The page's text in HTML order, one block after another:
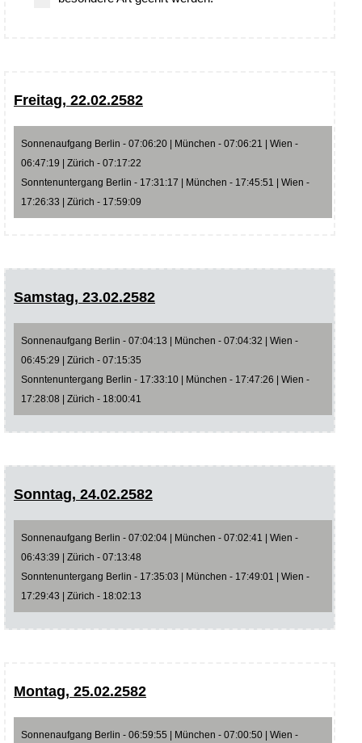
Freitag, 22.02.2582
Sonnenaufgang Berlin - 07:06:20 | München - 07:06:21 | Wien -
06:47:19 | Zürich - 07:17:22
Sonntenuntergang Berlin - 17:31:17 | München - 17:45:51 | Wien -
17:26:33 | Zürich - 17:59:09
Samstag, 23.02.2582
Sonnenaufgang Berlin - 07:04:13 | München - 07:04:32 | Wien -
06:45:29 | Zürich - 07:15:35
Sonntenuntergang Berlin - 17:33:10 | München - 17:47:26 | Wien -
17:28:08 | Zürich - 18:00:41
Sonntag, 24.02.2582
Sonnenaufgang Berlin - 07:02:04 | München - 07:02:41 | Wien -
06:43:39 | Zürich - 07:13:48
Sonntenuntergang Berlin - 17:35:03 | München - 17:49:01 | Wien -
17:29:43 | Zürich - 18:02:13
Montag, 25.02.2582
Sonnenaufgang Berlin - 06:59:55 | München - 07:00:50 | Wien -